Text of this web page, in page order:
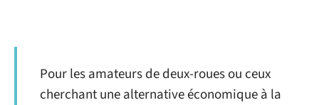
Pour les amateurs de deux-roues ou ceux
cherchant une alternative économique à la